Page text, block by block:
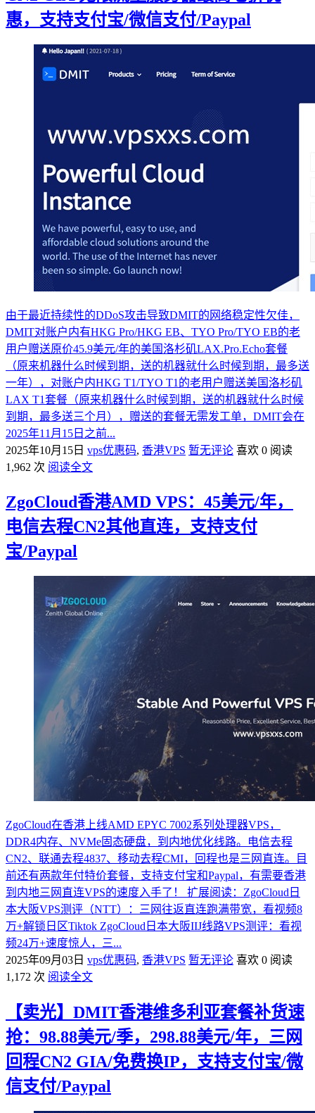
惠，支持支付宝/微信支付/Paypal
由于最近持续性的DDoS攻击导致DMIT的网络稳定性欠佳，
DMIT对账户内有HKG Pro/HKG EB、TYO Pro/TYO EB的老
用户赠送原价45.9美元/年的美国洛杉矶LAX.Pro.Echo套餐
（原来机器什么时候到期，送的机器就什么时候到期，最多送
一年），对账户内HKG T1/TYO T1的老用户赠送美国洛杉矶
LAX T1套餐（原来机器什么时候到期，送的机器就什么时候
到期，最多送三个月），赠送的套餐无需发工单，DMIT会在
2025年11月15日之前...
2025年10月15日 vps优惠码, 香港VPS 暂无评论 喜欢 0 阅读
1,962 次 阅读全文
ZgoCloud香港AMD VPS：45美元/年，
电信去程CN2其他直连，支持支付
宝/Paypal
ZgoCloud在香港上线AMD EPYC 7002系列处理器VPS，
DDR4内存、NVMe固态硬盘，到内地优化线路。电信去程
CN2、联通去程4837、移动去程CMI，回程也是三网直连。目
前还有两款年付特价套餐，支持支付宝和Paypal，有需要香港
到内地三网直连VPS的速度入手了！ 扩展阅读：ZgoCloud日
本大阪VPS测评（NTT）：三网往返直连跑满带宽，看视频8
万+解锁日区Tiktok ZgoCloud日本大阪IIJ线路VPS测评：看视
频24万+速度惊人，三...
2025年09月03日 vps优惠码, 香港VPS 暂无评论 喜欢 0 阅读
1,172 次 阅读全文
【卖光】DMIT香港维多利亚套餐补货速
抢：98.88美元/季，298.88美元/年，三网
回程CN2 GIA/免费换IP，支持支付宝/微
信支付/Paypal